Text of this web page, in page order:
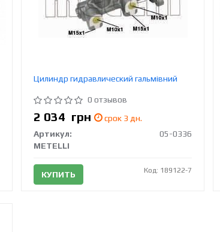
Цилиндр гидравлический гальмівний
0 отзывов
2 034 грн
срок 3 дн.
Артикул:
05-0336
METELLI
КУПИТЬ Код: 189122-7